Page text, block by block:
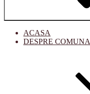
ACASA
DESPRE COMUNA